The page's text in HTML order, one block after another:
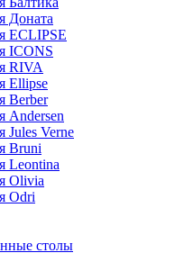
Доната
ECLIPSE
ICONS
RIVA
Ellipse
Berber
Andersen
Jules Verne
Bruni
Leontina
Olivia
Odri
столы